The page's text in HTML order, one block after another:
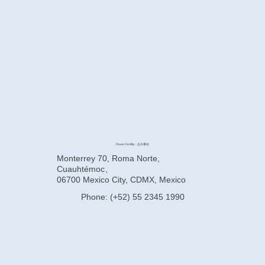
Power Fertility - 总办事处
Monterrey 70, Roma Norte,
Cuauhtémoc、
06700 Mexico City, CDMX, Mexico
Phone: (+52) 55 2345 1990